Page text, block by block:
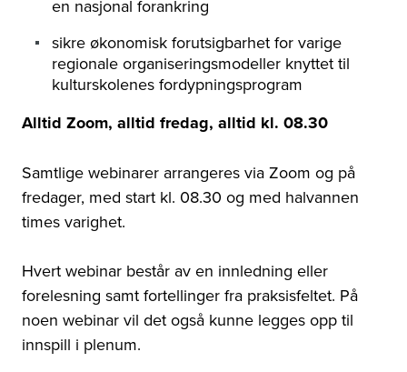
en nasjonal forankring
sikre økonomisk forutsigbarhet for varige
regionale organiseringsmodeller knyttet til
kulturskolenes fordypningsprogram
Alltid Zoom, alltid fredag, alltid kl. 08.30
Samtlige webinarer arrangeres via Zoom og på
fredager, med start kl. 08.30 og med halvannen
times varighet.
Hvert webinar består av en innledning eller
forelesning samt fortellinger fra praksisfeltet. På
noen webinar vil det også kunne legges opp til
innspill i plenum.